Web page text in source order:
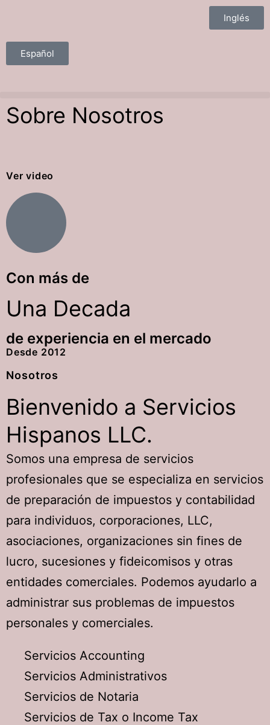
Inglés
Español
Sobre Nosotros
Ver video
Desde 2012
Con más de
Una Decada
de experiencia en el mercado
Nosotros
Bienvenido a Servicios
Hispanos LLC.
Somos una empresa de servicios
profesionales que se especializa en servicios
de preparación de impuestos y contabilidad
para individuos, corporaciones, LLC,
asociaciones, organizaciones sin fines de
lucro, sucesiones y fideicomisos y otras
entidades comerciales. Podemos ayudarlo a
administrar sus problemas de impuestos
personales y comerciales.
Servicios Accounting
Servicios Administrativos
Servicios de Notaria
Servicios de Tax o Income Tax